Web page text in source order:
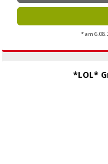
* am
*LOL*